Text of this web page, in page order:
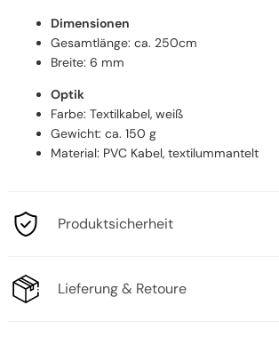
Dimensionen
Gesamtlänge: ca. 250cm
Breite: 6 mm
Optik
Farbe: Textilkabel, weiß
Gewicht: ca. 150 g
Material: PVC Kabel, textilummantelt
Produktsicherheit
Lieferung & Retoure